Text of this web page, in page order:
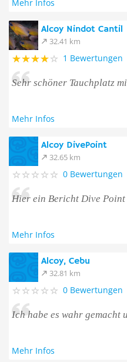
Mehr Infos
Alcoy Nindot Cantil
32.41 km
1 Bewertungen
Sehr schöner Tauchplatz
Mehr Infos
Alcoy DivePoint
32.65 km
0 Bewertungen
Hier ein Bericht Dive Point
Mehr Infos
Alcoy, Cebu
32.81 km
0 Bewertungen
Ich habe es wahr gemacht
Mehr Infos